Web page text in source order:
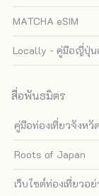
MATCHA eSIM
Locally - คู่มือญี่ปุ่น
สื่อพันธมิตร
คู่มือท่องเที่ยวจังหวั
Roots of Japan
เว็บไซต์ท่องเที่ยวอ